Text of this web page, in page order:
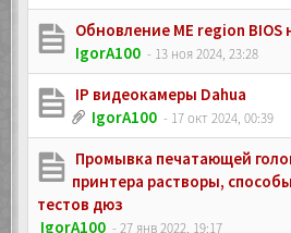
Обновление ME region BIOS
IgorA100 - 13 ноя 2024, 23:28
IP видеокамеры Dahua
IgorA100 - 17 окт 2024, 00:39
Промывка печатающей
принтера растворы,
тестов дюз
IgorA100 - 27 янв 2022, 19:17